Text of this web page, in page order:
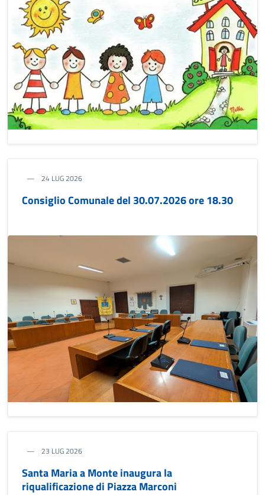
24 LUG 2026
Consiglio Comunale del 30.07.2026 ore 18.30
23 LUG 2026
Santa Maria a Monte inaugura la
riqualificazione di Piazza Marconi